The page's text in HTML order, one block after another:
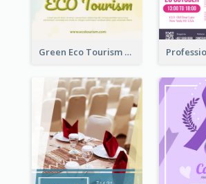
Green Eco Tourism Flyer With Photos Of Forest